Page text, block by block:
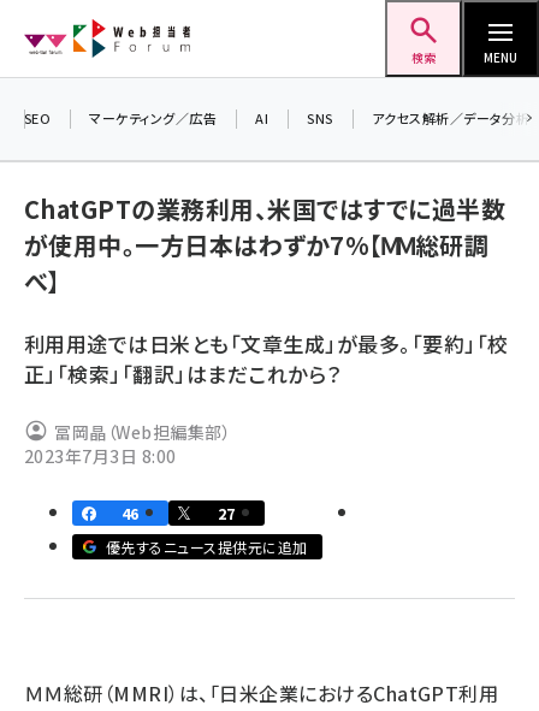
ン
検索 MENU
youtube (2420)
セミナー (2296)
meo (1274)
SEO マーケティング／広告 AI SNS アクセス解析／データ分析
ChatGPTの業務利用、米国ではすでに過半数
が使用中。一方日本はわずか7%【ＭＭ総研調
べ】
利用用途では日米とも「文章生成」が最多。「要約」「校
正」「検索」「翻訳」はまだこれから？
冨岡晶（Web担編集部）
2023年7月3日 8:00
46
27
優先するニュース提供元に追加
ＭＭ総研（MMRI）は、「日米企業におけるChatGPT利用